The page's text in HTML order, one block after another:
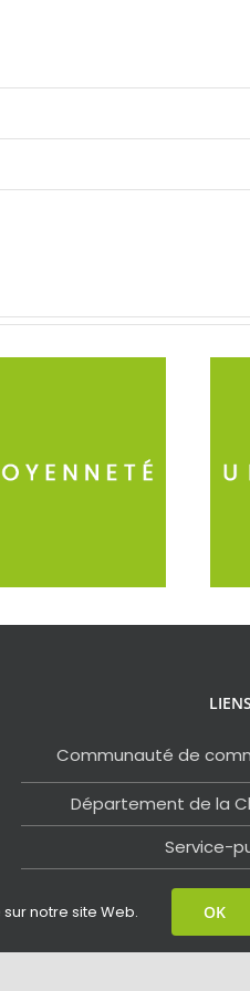
LIENS
Communauté de
Département de la
Service-
Ile de Ré
notre site Web. OK